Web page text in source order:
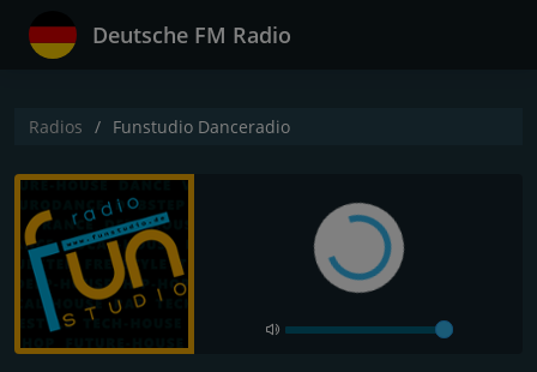
Deutsche FM Radio
Radios Funstudio Danceradio